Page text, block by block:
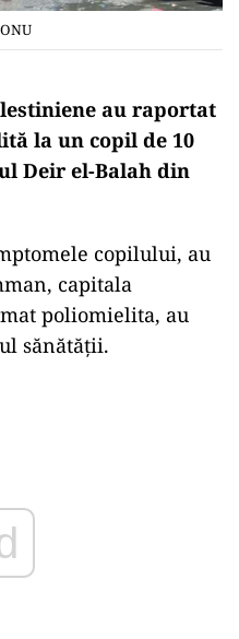
au raportat
la un copil de 10
Deir el-Balah din
copilului, au
capitala
poliomielita, au
sănătății.